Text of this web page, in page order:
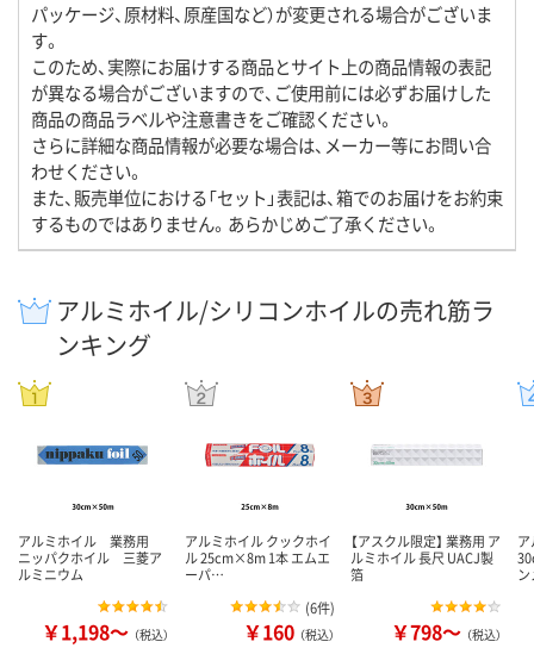
パッケージ、原材料、原産国など）が変更される場合がございま
す。
このため、実際にお届けする商品とサイト上の商品情報の表記
が異なる場合がございますので、ご使用前には必ずお届けした
商品の商品ラベルや注意書きをご確認ください。
さらに詳細な商品情報が必要な場合は、メーカー等にお問い合
わせください。
また、販売単位における「セット」表記は、箱でのお届けをお約束
するものではありません。あらかじめご了承ください。
アルミホイル/シリコンホイルの売れ筋ラ
ンキング
アルミホイル 業務用
ニッパクホイル 三菱ア
ルミニウム
￥1,198～ （税込）
アルミホイル クックホイ
ル 25cm×8m 1本 エムエ
ーパ…
(6件)
￥160 （税込）
【アスクル限定】 業務用 ア
ルミホイル 長尺 UACJ製
箔
￥798～ （税込）